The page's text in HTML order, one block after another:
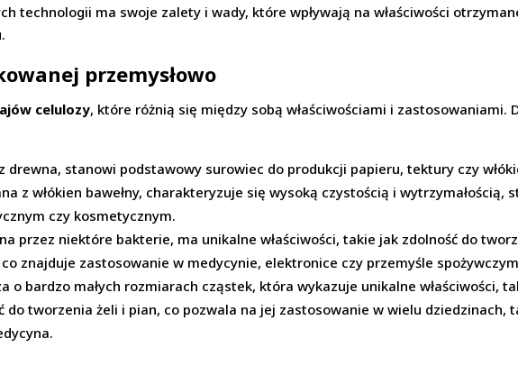
technologii ma swoje zalety i wady, które wpływają na właściwości
przemysłowo
celulozy, które różnią się między sobą właściwościami i zastosowaniami.
drewna, stanowi podstawowy surowiec do produkcji papieru, tektury czy
z włókien bawełny, charakteryzuje się wysoką czystością i wytrzymałością,
czy kosmetycznym.
przez niektóre bakterie, ma unikalne właściwości, takie jak zdolność do
znajduje zastosowanie w medycynie, elektronice czy przemyśle
o bardzo małych rozmiarach cząstek, która wykazuje unikalne właściwości,
do tworzenia żeli i pian, co pozwala na jej zastosowanie w wielu dziedzinach,